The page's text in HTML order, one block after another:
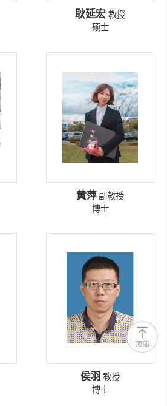
耿延宏 教授
硕士
黄萍 副教授
博士
侯羽 教授
博士